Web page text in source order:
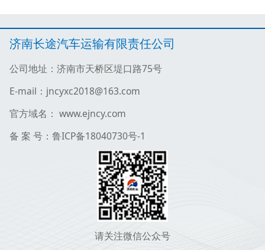
济南长途汽车运输有限责任公司
公司地址：济南市天桥区堤口路75号
E-mail：jncyxc2018@163.com
官方域名： www.ejncy.com
备 案 号：鲁ICP备18040730号-1
请关注微信公众号